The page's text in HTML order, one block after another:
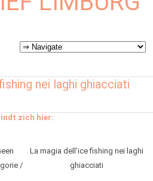
nei laghi ghiacciati
zich hier:
La magia dell’ice fishing nei laghi
ghiacciati